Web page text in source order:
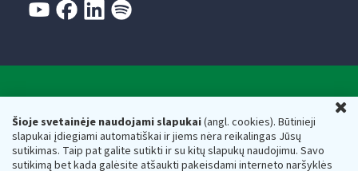
Šioje svetainėje naudojami slapukai(angl. cookies). Būtinieji
slapukai įdiegiami automatiškai ir jiems nėra reikalingas Jūsų
sutikimas. Taip pat galite sutikti ir su kitų slapukų naudojimu. Savo
sutikimą bet kada galėsite atšaukti pakeisdami interneto naršyklės
Respublikos finansų ministerijos
Biudžetinė įstaiga. Juridinio asmens kodas — 188659752,
adresas: Vasario 16-osios g. 14, 01107 Vilnius, Lietuva, el.paštas: